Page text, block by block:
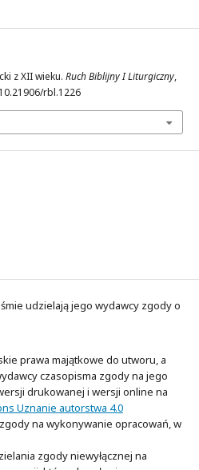
z XII wieku. Ruch Biblijny I Liturgiczny,
rbl.1226
udzielają jego wydawcy zgody o
prawa majątkowe do utworu, a
czasopisma zgody na jego
drukowanej i wersji online na
Uznanie autorstwa 4.0
na wykonywanie opracowań, w
zgody niewyłącznej na